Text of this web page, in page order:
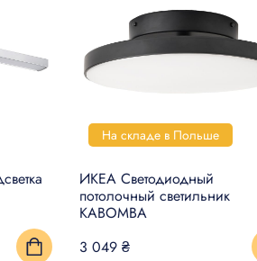
На складе в Польше
ИКЕА Светодиодный
потолочный светильник
KABOMBA
3 049 ₴